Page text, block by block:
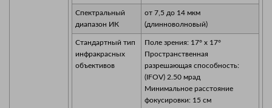
Спектральный
диапазон ИК
от 7,5 до 14 мкм
(длинноволновый)
Стандартный тип
инфракрасных
объективов
Поле зрения: 17° x 17°
Пространственная
разрешающая способность:
(IFOV) 2.50 мрад
Минимальное расстояние
фокусировки: 15 см